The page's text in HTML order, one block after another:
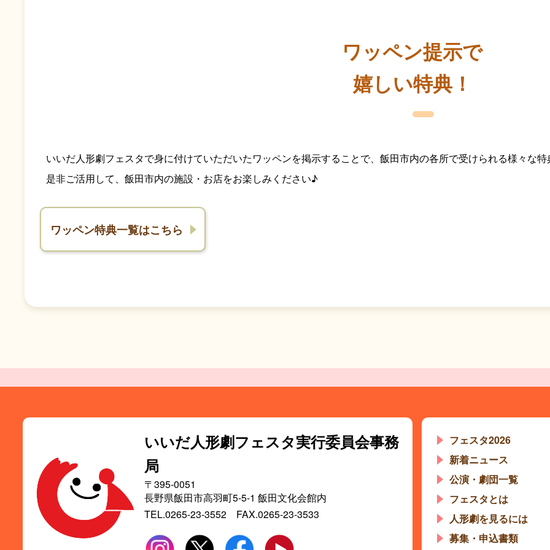
ワッペン提示で
嬉しい特典！
いいだ人形劇フェスタで身に付けていただいたワッペンを掲示することで、飯田市内の各所で受けられる様々な特
是非ご活用して、飯田市内の施設・お店をお楽しみください♪
ワッペン特典一覧はこちら
いいだ人形劇フェスタ実行委員会事務
局
〒395-0051
長野県飯田市高羽町5-5-1飯田文化会館内
TEL.0265-23-3552 FAX.0265-23-3533
フェスタ2026
新着ニュース
公演・劇団一覧
フェスタとは
人形劇を見るには
募集・申込書類